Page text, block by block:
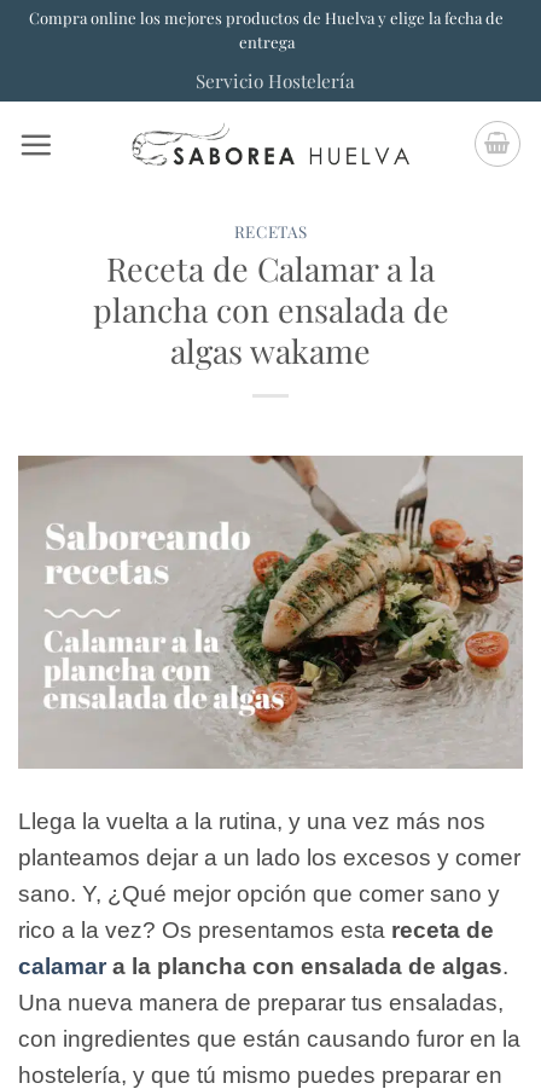
SaltarCompra online los mejores productos de Huelva y elige la fecha de
entrega
Servicio Hostelería
RECETAS
Receta de Calamar a la
plancha con ensalada de
algas wakame
Llega la vuelta a la rutina, y una vez más nos
planteamos dejar a un lado los excesos y comer
sano. Y, ¿Qué mejor opción que comer sano y
rico a la vez? Os presentamos esta receta de
calamar a la plancha con ensalada de algas.
Una nueva manera de preparar tus ensaladas,
con ingredientes que están causando furor en la
hostelería, y que tú mismo puedes preparar en